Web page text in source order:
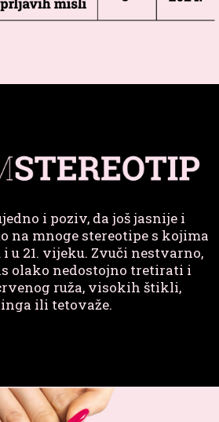
i poziv, da još jasnije i
na mnoge stereotipe s kojima
i u 21. vijeku. Zvuči nestvarno,
olako nedostojno tretirati i
ruža, visokih štikli,
ili tetovaže.